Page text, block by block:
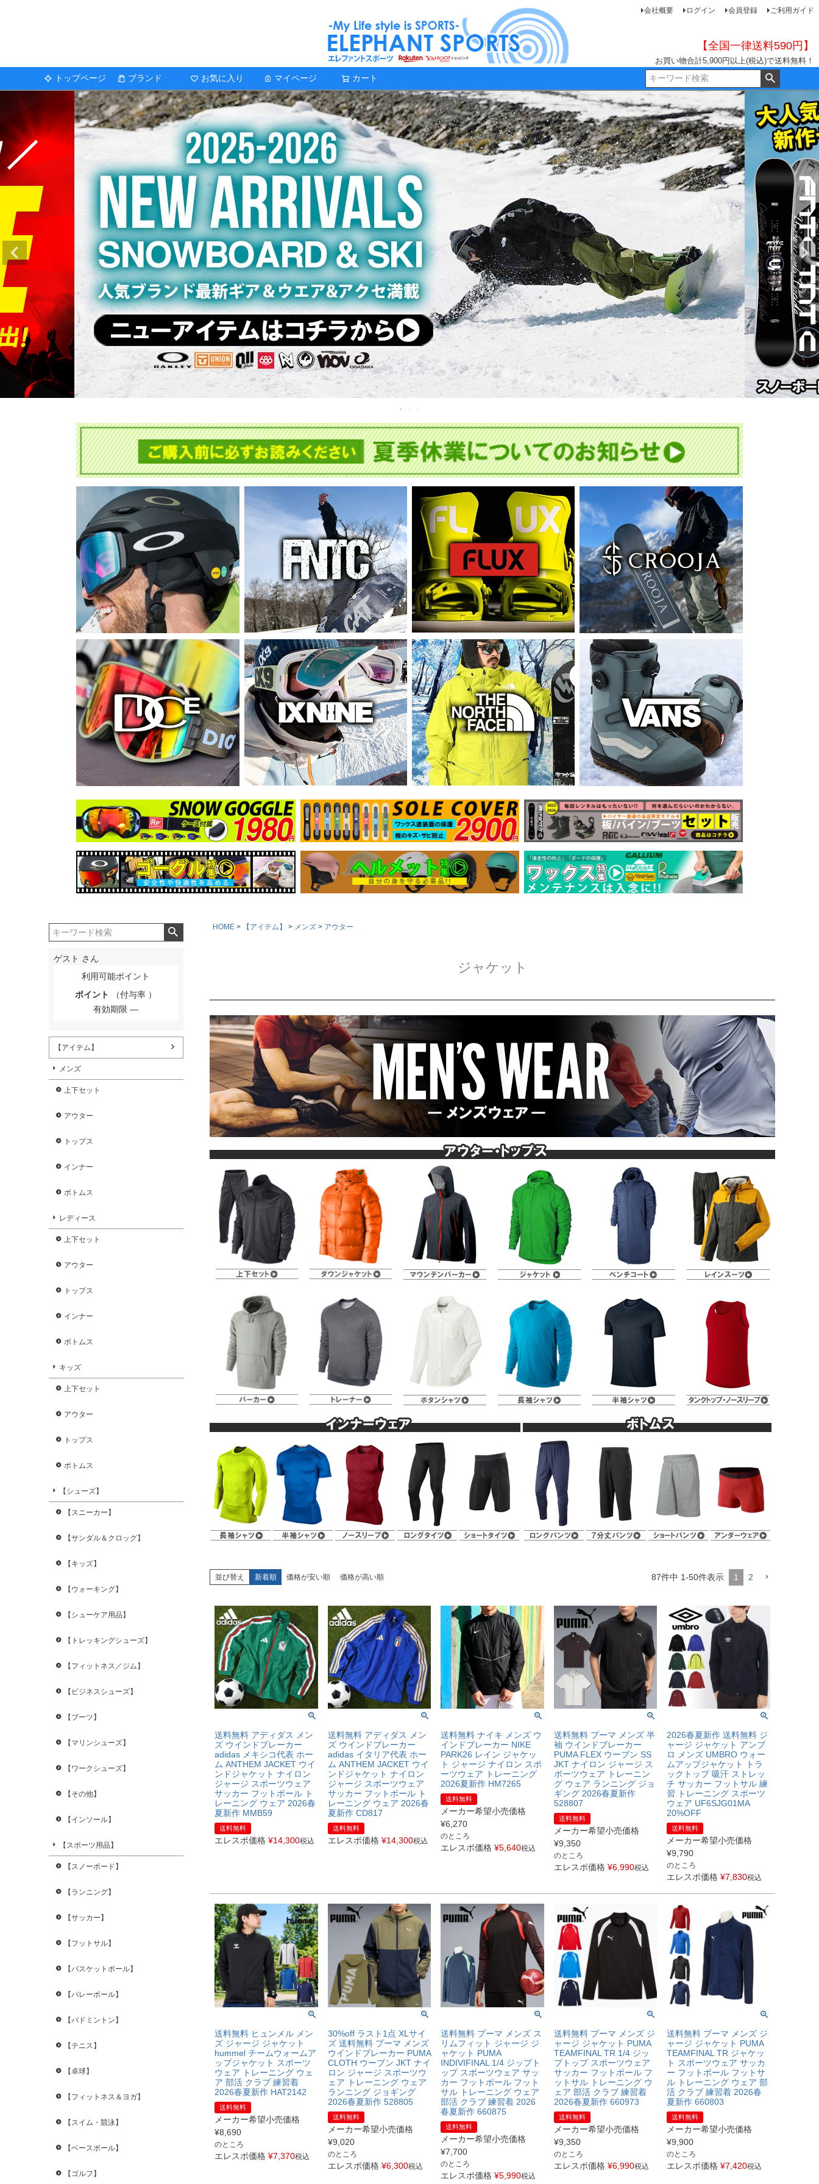
会社概要 ログイン 会員登録 ご利用ガイド
【全国一律送料590円】
お買い物合計5,900円以上(税込)で送料無料！
トップページ ブランド お気に入り マイページ カート
ゲスト さん
利用可能ポイント
ポイント
（付与率 ）
有効期限
【アイテム】
メンズ
上下セット
アウター
トップス
インナー
ボトムス
レディース
上下セット
アウター
トップス
インナー
ボトムス
キッズ
上下セット
アウター
トップス
ボトムス
【シューズ】
【スニーカー】
【サンダル＆クロッグ】
【キッズ】
【ウォーキング】
【シューケア用品】
【トレッキングシューズ】
【フィットネス／ジム】
【ビジネスシューズ】
【ブーツ】
【マリンシューズ】
【ワークシューズ】
【その他】
【インソール】
【スポーツ用品】
【スノーボード】
【ランニング】
【サッカー】
【フットサル】
【バスケットボール】
【バレーボール】
【バドミントン】
【テニス】
【卓球】
【フィットネス＆ヨガ】
【スイム・競泳】
【ベースボール】
【ゴルフ】
HOME 【アイテム】 メンズ アウター
ジャケット
並び替え 新着順 価格が安い順 価格が高い順 87件中 1-50件表示 1 2
送料無料 アディダス メン
ズ ウインドブレーカー
adidas メキシコ代表 ホー
ム ANTHEM JACKET ウイ
ンドジャケット ナイロン
ジャージ スポーツウェア
サッカー フットボール ト
レーニング ウェア 2026春
夏新作 MMB59
送料無料
エレスポ価格 ¥14,300税込
送料無料 アディダス メン
ズ ウインドブレーカー
adidas イタリア代表 ホー
ム ANTHEM JACKET ウイ
ンドジャケット ナイロン
ジャージ スポーツウェア
サッカー フットボール ト
レーニング ウェア 2026春
夏新作 CD817
送料無料
エレスポ価格 ¥14,300税込
送料無料 ナイキ メンズ ウ
インドブレーカー NIKE
PARK26 レイン ジャケッ
ト ジャージ ナイロン スポ
ーツウェア トレーニング
2026夏新作 HM7265
送料無料
メーカー希望小売価格
¥6,270
のところ
エレスポ価格 ¥5,640税込
送料無料 プーマ メンズ 半
袖 ウインドブレーカー
PUMA FLEX ウーブン SS
JKT ナイロン ジャージ ス
ポーツウェア トレーニン
グ ウェア ランニング ジョ
ギング 2026春夏新作
528807
送料無料
メーカー希望小売価格
¥9,350
のところ
エレスポ価格 ¥6,990税込
2026春夏新作 送料無料 ジ
ャージ ジャケット アンブ
ロ メンズ UMBRO ウォー
ムアップジャケット トラ
ックトップ 吸汗 ストレッ
チ サッカー フットサル 練
習 トレーニング スポーツ
ウェア UF6SJG01MA
20%OFF
送料無料
メーカー希望小売価格
¥9,790
のところ
エレスポ価格 ¥7,830税込
送料無料 ヒュンメル メン
ズ ジャージ ジャケット
hummel チームウォームア
ップジャケット スポーツ
ウェア トレーニング ウェ
ア 部活 クラブ 練習着
2026春夏新作 HAT2142
送料無料
メーカー希望小売価格
¥8,690
のところ
エレスポ価格 ¥7,370税込
30%off ラスト1点 XLサイ
ズ 送料無料 プーマ メンズ
ウインドブレーカー PUMA
CLOTH ウーブン JKT ナイ
ロン ジャージ スポーツウ
ェア トレーニング ウェア
ランニング ジョギング
2026春夏新作 528805
送料無料
メーカー希望小売価格
¥9,020
のところ
エレスポ価格 ¥6,300税込
送料無料 プーマ メンズ ス
リムフィット ジャージ ジ
ャケット PUMA
INDIVIFINAL 1/4 ジップト
ップ スポーツウェア サッ
カー フットボール フット
サル トレーニング ウェア
部活 クラブ 練習着 2026
春夏新作 660875
送料無料
メーカー希望小売価格
¥7,700
のところ
エレスポ価格 ¥5,990税込
送料無料 プーマ メンズ ジ
ャージ ジャケット PUMA
TEAMFINAL TR 1/4 ジッ
プトップ スポーツウェア
サッカー フットボール フ
ットサル トレーニング ウ
ェア 部活 クラブ 練習着
2026春夏新作 660973
送料無料
メーカー希望小売価格
¥9,350
のところ
エレスポ価格 ¥6,990税込
送料無料 プーマ メンズ ジ
ャージ ジャケット PUMA
TEAMFINAL TR ジャケッ
ト スポーツウェア サッカ
ー フットボール フットサ
ル トレーニング ウェア 部
活 クラブ 練習着 2026春
夏新作 660803
送料無料
メーカー希望小売価格
¥9,900
のところ
エレスポ価格 ¥7,420税込